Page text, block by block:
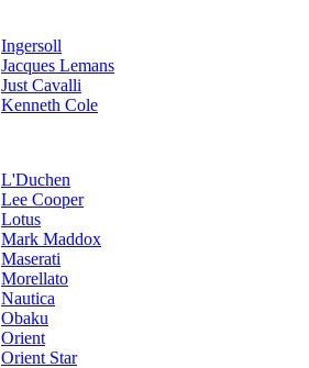
Ingersoll
Jacques Lemans
Just Cavalli
Kenneth Cole
L'Duchen
Lee Cooper
Lotus
Mark Maddox
Maserati
Morellato
Nautica
Obaku
Orient
Orient Star